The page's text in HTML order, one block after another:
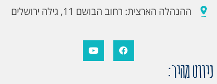
ההנהלה הארצית: רחוב הבושם 11, גילה ירושלים
ניווט מהיר: